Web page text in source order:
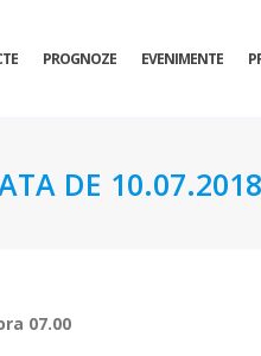
PROGNOZE EVENIMENTE
DE
07.00